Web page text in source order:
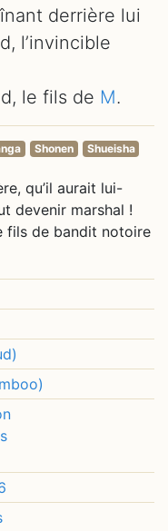
derrière lui
l’invincible
le fils de M.
Shonen Shueisha
qu’il aurait lui-
devenir marshal !
fils de bandit notoire